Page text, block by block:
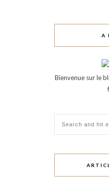
A
Bienvenue sur le